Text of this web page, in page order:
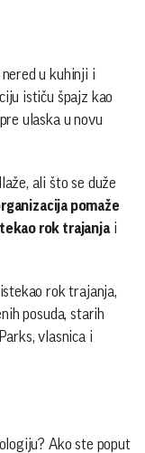
u kuhinji i
ističu špajz kao
ulaska u novu
ali što se duže
pomaže
rok trajanjai
rok trajanja,
posuda, starih
vlasnica i
Ako ste poput